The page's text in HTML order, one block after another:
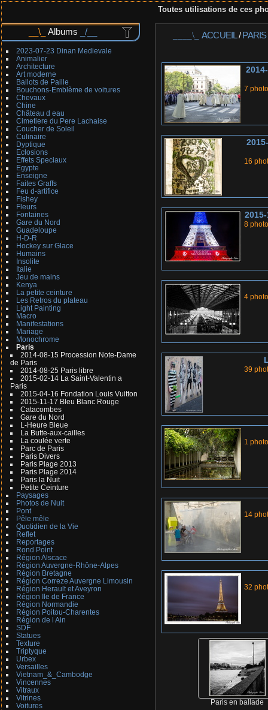
Toutes utilisations de ces
Albums
2023-07-23 Dinan Medievale
Animalier
Architecture
Art moderne
Ballots de Paille
Bouchons-Emblème de voitures
Chevaux
Chine
Château d eau
Cimetiere du Pere Lachaise
Coucher de Soleil
Culinaire
Dyptique
Eclosions
Effets Speciaux
Egypte
Enseigne
Faites Graffs
Feu d-artifice
Fishey
Fleurs
Fontaines
Gare du Nord
Guadeloupe
H-D-R
Hockey sur Glace
Humains
Insolite
Italie
Jeu de mains
Kenya
La petite ceinture
Les Retros du plateau
Light Painting
Macro
Manifestations
Mariage
Monochrome
Paris
2014-08-15 Procession Note-Dame
de Paris
2014-08-25 Paris libre
2015-02-14 La Saint-Valentin a
Paris
2015-04-16 Fondation Louis Vuitton
2015-11-17 Bleu Blanc Rouge
Catacombes
Gare du Nord
L-Heure Bleue
La Butte-aux-cailles
La coulée verte
Parc de Paris
Paris Divers
Paris Plage 2013
Paris Plage 2014
Paris la Nuit
Petite Ceinture
Paysages
Photos de Nuit
Pont
Pêle mêle
Quotidien de la Vie
Reflet
Reportages
Rond Point
Région Alscace
Région Auvergne-Rhône-Alpes
Région Bretagne
Région Correze Auvergne Limousin
Région Herault et Aveyron
Région Ile de France
Région Normandie
Région Poitou-Charentes
Région de l Ain
SDF
Statues
Texture
Triptyque
Urbex
Versailles
Vietnam_&_Cambodge
Vincennes
Vitraux
Vitrines
Voitures
ACCUEIL/PARIS
7
16
8
4
39
1 photo
14
32
Paris en ballade